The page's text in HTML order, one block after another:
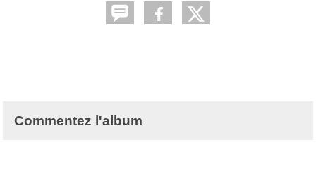
Commentez l'album